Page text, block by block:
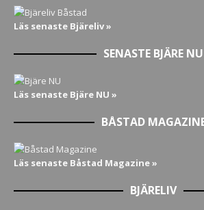
Läs senaste Bjäreliv »
SENASTE BJÄRE NU
Läs senaste Bjäre NU »
BÅSTAD
Läs senaste Båstad Magazine »
BJÄRELIV